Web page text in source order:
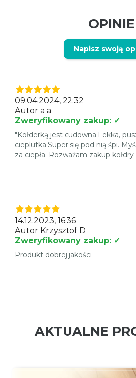
OPINIE
Napisz swoją
09.04.2024, 22:32
Autor a a
Zweryfikowany zakup: ✓
"Kołderką jest cudowna.Lekka,
cieplutka.Super się pod nią śpi.
za ciepła. Rozważam zakup
14.12.2023, 16:36
Autor Krzysztof D
Zweryfikowany zakup: ✓
Produkt dobrej jakości
AKTUALNE